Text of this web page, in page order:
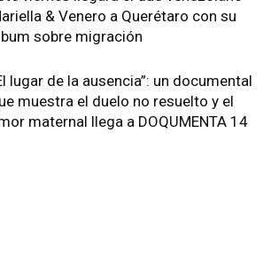
& Venero a Querétaro con su
sobre migración
lugar de la ausencia”: un documental
muestra el duelo no resuelto y el
maternal llega a DOQUMENTA 14